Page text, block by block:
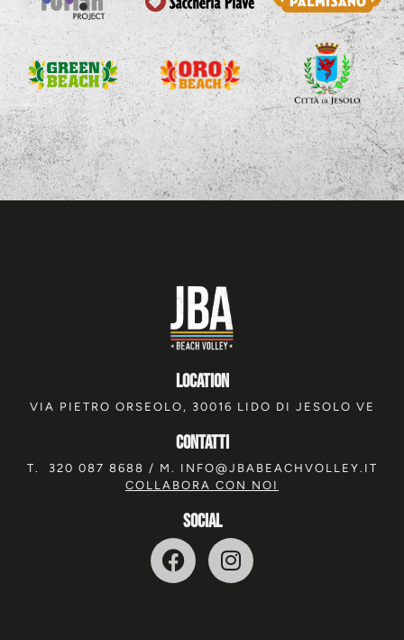
location
VIA PIETRO ORSEOLO, 30016 LIDO DI JESOLO VE
Contatti
T. 320 087 8688 / M. INFO@JBABEACHVOLLEY.IT
COLLABORA CON NOI
SOCIAL